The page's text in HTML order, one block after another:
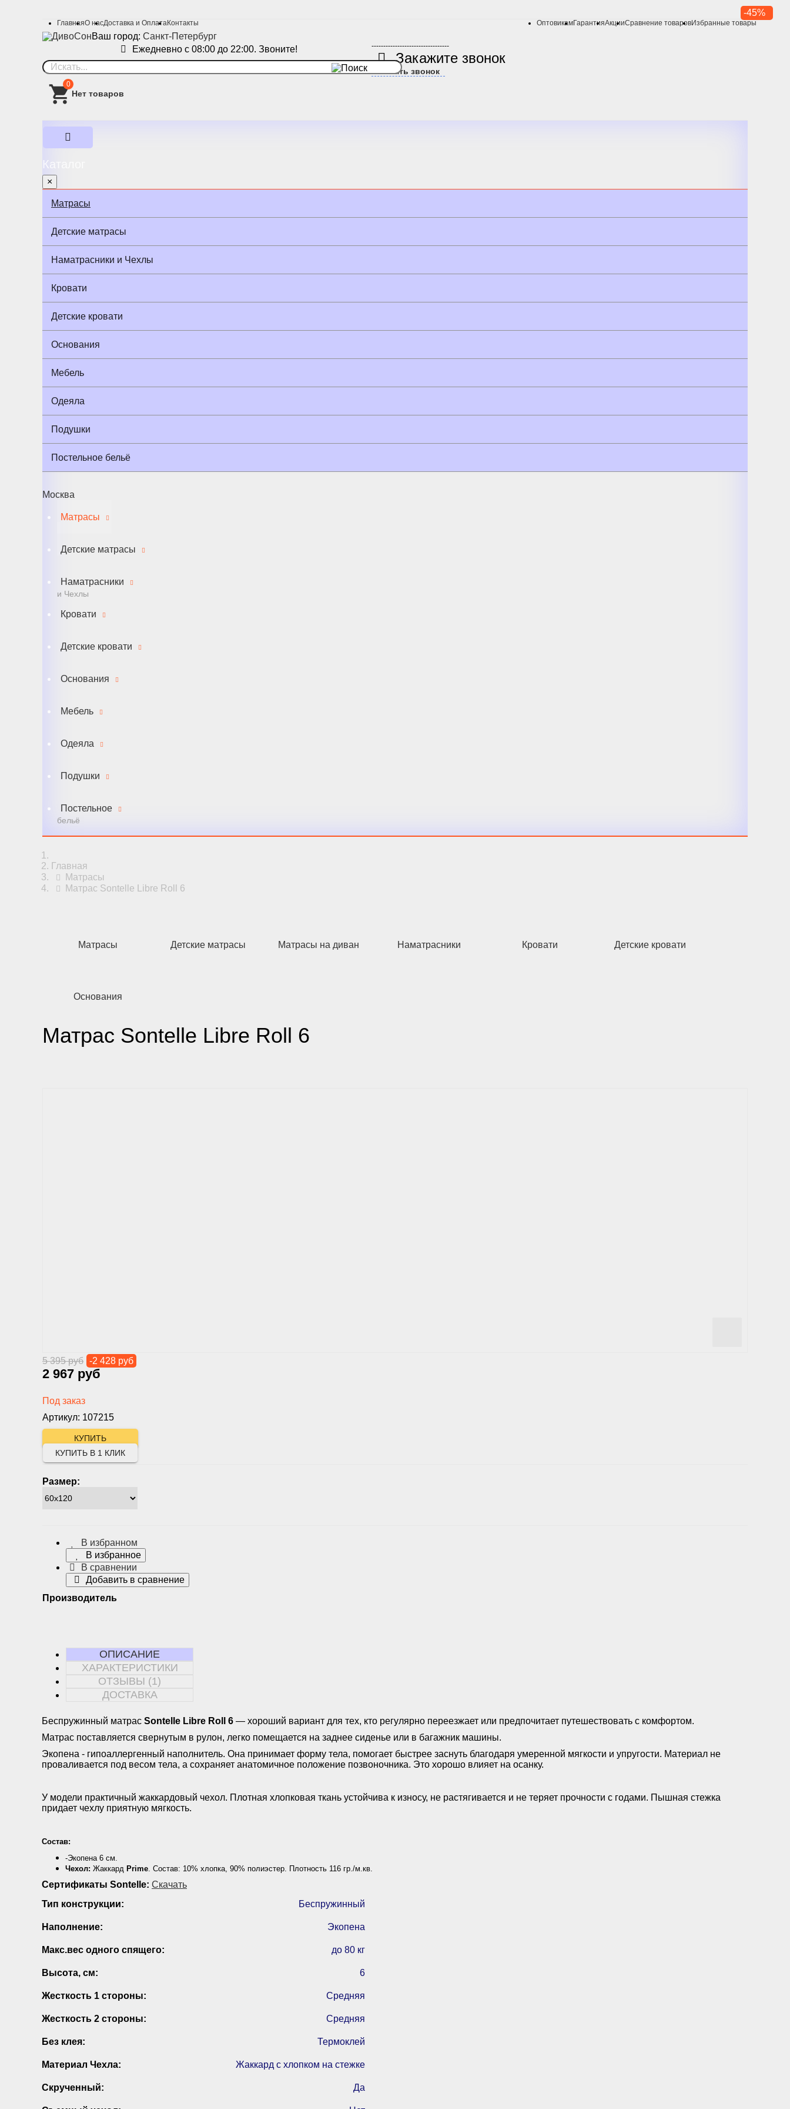
ГлавнаяО насДоставка и ОплатаКонтакты ОптовикамГарантияАкцииСравнение товаровИзбранные товары
Ваш город: Санкт-Петербург
Ежедневно с 08:00 до 22:00. Звоните!
---------------------------------
Закажите звонок
Заказать звонок
0
Каталог
×
Матрасы
Детские матрасы
Наматрасники и Чехлы
Кровати
Детские кровати
Основания
Мебель
Одеяла
Подушки
Постельное бельё
Москва
Матрасы
Детские матрасы
Наматрасники
и Чехлы
Кровати
Детские кровати
Основания
Мебель
Одеяла
Подушки
Постельное
бельё
Главная
Матрасы
Матрас Sontelle Libre Roll 6
Матрасы Детские матрасы Матрасы на диван Наматрасники Кровати Детские кровати
Основания
Матрас Sontelle Libre Roll 6
5 395 руб -2 428 руб
2 967 руб
Под заказ
Артикул: 107215
Размер:
КУПИТЬ В 1 КЛИК
В избранном
В избранное
В сравнении
Добавить в сравнение
Производитель
ОПИСАНИЕ
ХАРАКТЕРИСТИКИ
ОТЗЫВЫ (1)
ДОСТАВКА
Беспружинный матрас Sontelle Libre Roll 6 — хороший вариант для тех, кто регулярно переезжает или предпочитает путешествовать с комфортом.
Матрас поставляется свернутым в рулон, легко помещается на заднее сиденье или в багажник машины.
Экопена - гипоаллергенный наполнитель. Она принимает форму тела, помогает быстрее заснуть благодаря умеренной мягкости и упругости. Материал не
проваливается под весом тела, а сохраняет анатомичное положение позвоночника. Это хорошо влияет на осанку.
У модели практичный жаккардовый чехол. Плотная хлопковая ткань устойчива к износу, не растягивается и не теряет прочности с годами. Пышная стежка
придает чехлу приятную мягкость.
Состав:
-Экопена 6 см.
Чехол: Жаккард Prime . Состав: 10% хлопка, 90% полиэстер. Плотность 116 гр./м.кв.
Сертификаты Sontelle: Скачать
Тип конструкции:
Беспружинный
Наполнение: Экопена
Макс.вес одного спящего: до 80 кг
Высота, см: 6
Жесткость 1 стороны: Средняя
Жесткость 2 стороны: Средняя
Без клея: Термоклей
Материал Чехла: Жаккард с хлопком на стежке
Скрученный: Да
-45%